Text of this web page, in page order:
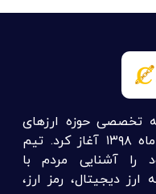
تخصصی حوزه ارزهای
دیجیتال، فعالیت خود را از تیر ماه ۱۳۹۸ آغاز کرد. تیم
را آشنایی مردم با
دیجیتال، رمز ارز،